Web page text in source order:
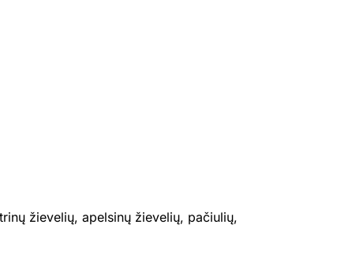
žievelių, apelsinų žievelių, pačiulių,